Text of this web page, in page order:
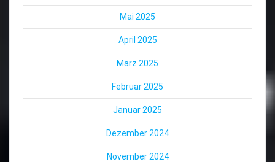
Mai 2025
April 2025
März 2025
Februar 2025
Januar 2025
Dezember 2024
November 2024